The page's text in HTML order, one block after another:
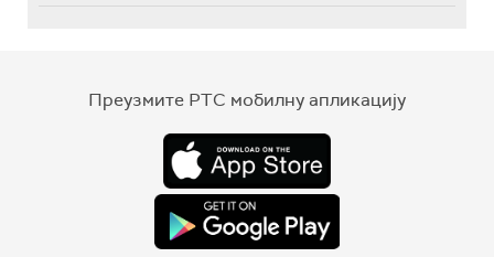
Преузмите РТС мобилну апликацију